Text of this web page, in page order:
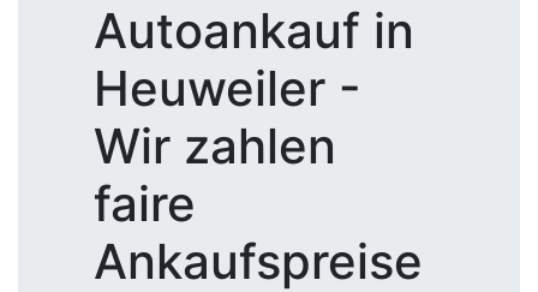
Autoankauf in
Heuweiler -
Wir zahlen
faire
Ankaufspreise